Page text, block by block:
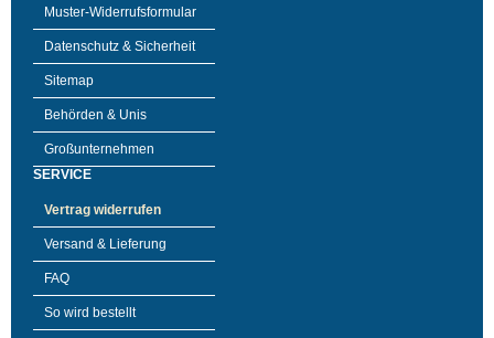
Muster-Widerrufsformular
Datenschutz & Sicherheit
Sitemap
Behörden & Unis
Großunternehmen
SERVICE
Vertrag widerrufen
Versand & Lieferung
FAQ
So wird bestellt